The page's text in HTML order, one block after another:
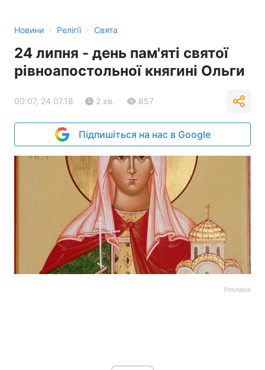
Новини › Релігії › Свята
24 липня - день пам'яті святої
рівноапостольної княгині Ольги
00:07, 24.07.18 2 хв. 857
Підпишіться на нас в Google
Реклама